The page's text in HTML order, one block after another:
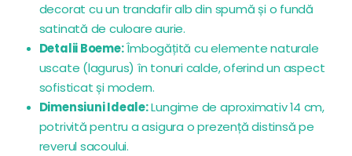
decorat cu un trandafir alb din spumă și o fundă
satinată de culoare aurie.
Detalii Boeme:Îmbogățită cu elemente naturale
uscate (lagurus) în tonuri calde, oferind un aspect
sofisticat și modern.
Dimensiuni Ideale:Lungime de aproximativ 14 cm,
potrivită pentru a asigura o prezență distinsă pe
reverul sacoului.